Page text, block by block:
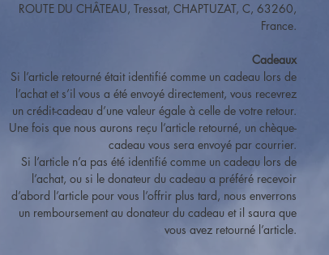
ROUTE DU CHÂTEAU, Tressat, CHAPTUZAT, C, 63260,
France.
Cadeaux
Si l’article retourné était identifié comme un cadeau lors de
l’achat et s’il vous a été envoyé directement, vous recevrez
un crédit-cadeau d’une valeur égale à celle de votre retour.
Une fois que nous aurons reçu l’article retourné, un chèque-
cadeau vous sera envoyé par courrier.
Si l’article n’a pas été identifié comme un cadeau lors de
l’achat, ou si le donateur du cadeau a préféré recevoir
d’abord l’article pour vous l’offrir plus tard, nous enverrons
un remboursement au donateur du cadeau et il saura que
vous avez retourné l’article.